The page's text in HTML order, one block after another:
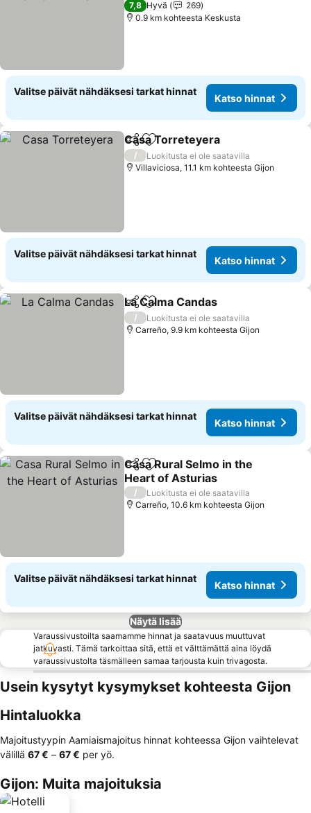
Katso hinnat
7,8 Hyvä
269
0.9 km kohteesta Keskusta
Valitse päivät nähdäksesi tarkat hinnat
Katso hinnat
Jaa Lisää suosikkeihin
Casa Torreteyera
/
Luokitusta ei ole saatavilla
Villaviciosa, 11.1 km kohteesta Gijon
Valitse päivät nähdäksesi tarkat hinnat
Katso hinnat
Jaa Lisää suosikkeihin
La Calma Candas
/
Luokitusta ei ole saatavilla
Carreño, 9.9 km kohteesta Gijon
Valitse päivät nähdäksesi tarkat hinnat
Katso hinnat
Jaa Lisää suosikkeihin
Casa Rural Selmo in the
Heart of Asturias
Katso hinnat
/
Luokitusta ei ole saatavilla
Carreño, 10.6 km kohteesta Gijon
Valitse päivät nähdäksesi tarkat hinnat
Katso hinnat
Näytä lisää
Varaussivustoilta saamamme hinnat ja saatavuus muuttuvat
jatkuvasti. Tämä tarkoittaa sitä, että et välttämättä aina löydä
varaussivustolta täsmälleen samaa tarjousta kuin trivagosta.
Usein kysytyt kysymykset kohteesta Gijon
Hintaluokka
Majoitustyypin Aamiaismajoitus hinnat kohteessa Gijon vaihtelevat
välillä ‎67 € – ‎67 € per yö.
Gijon: Muita majoituksia